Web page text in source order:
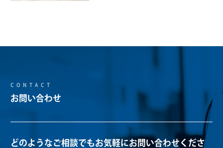
CONTACT
お問い合わせ
どのようなご相談でもお気軽にお問い合わせくださ